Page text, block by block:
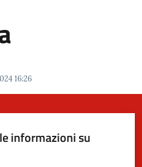
16:26
informazioni su